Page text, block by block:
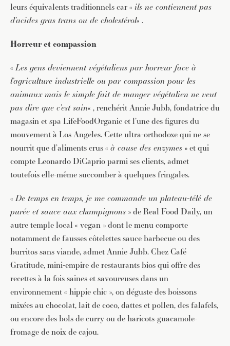
leurs équivalents traditionnels car « ils ne contiennent pas
d’acides gras trans ou de cholestérol« .
Horreur et compassion
«Les gens deviennent végétaliens par horreur face à
l’agriculture industrielle ou par compassion pour les
animaux mais le simple fait de manger végétalien ne veut
pas dire que c’est sain« , renchérit Annie Jubb, fondatrice du
magasin et spa LifeFoodOrganic et l’une des figures du
mouvement à Los Angeles. Cette ultra-orthodoxe qui ne se
nourrit que d’aliments crus « à cause des enzymes » et qui
compte Leonardo DiCaprio parmi ses clients, admet
toutefois elle-même succomber à quelques fringales.
«De temps en temps, je me commande un plateau-télé de
purée et sauce aux champignons » de Real Food Daily, un
autre temple local « vegan » dont le menu comporte
notamment de fausses côtelettes sauce barbecue ou des
burritos sans viande, admet Annie Jubb. Chez Café
Gratitude, mini-empire de restaurants bios qui offre des
recettes à la fois saines et savoureuses dans un
environnement « hippie chic », on déguste des boissons
mixées au chocolat, lait de coco, dattes et pollen, des falafels,
ou encore des bols de curry ou de haricots-guacamole-
fromage de noix de cajou.